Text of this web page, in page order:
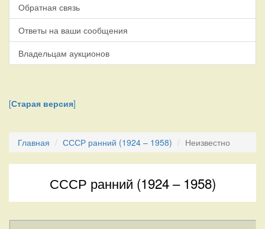
Обратная связь
Ответы на ваши сообщения
Владельцам аукционов
[Старая версия]
Главная СССР ранний (1924 – 1958) Неизвестно
СССР ранний (1924 – 1958)